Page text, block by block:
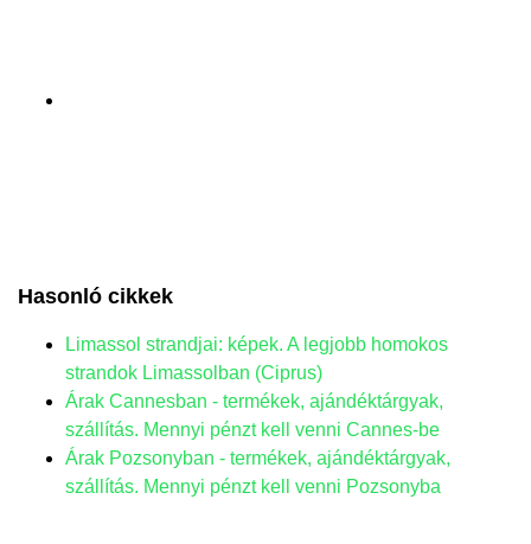
Hasonló cikkek
Limassol strandjai: képek. A legjobb homokos
strandok Limassolban (Ciprus)
Árak Cannesban - termékek, ajándéktárgyak,
szállítás. Mennyi pénzt kell venni Cannes-be
Árak Pozsonyban - termékek, ajándéktárgyak,
szállítás. Mennyi pénzt kell venni Pozsonyba